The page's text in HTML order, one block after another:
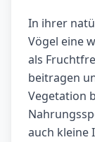
In ihrer
Vögel eine
als
beitragen
Vegetation
auch kleine